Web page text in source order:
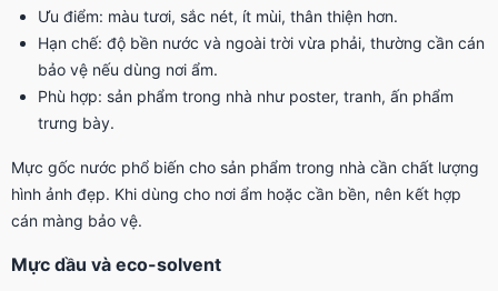
Ưu điểm: màu tươi, sắc nét, ít mùi, thân thiện hơn.
Hạn chế: độ bền nước và ngoài trời vừa phải, thường cần cán
bảo vệ nếu dùng nơi ẩm.
Phù hợp: sản phẩm trong nhà như poster, tranh, ấn phẩm
trưng bày.
Mực gốc nước phổ biến cho sản phẩm trong nhà cần chất lượng
hình ảnh đẹp. Khi dùng cho nơi ẩm hoặc cần bền, nên kết hợp
cán màng bảo vệ.
Mực dầu và eco-solvent